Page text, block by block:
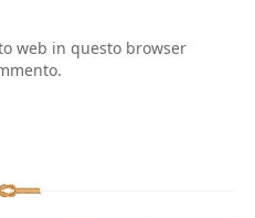
web in questo browser